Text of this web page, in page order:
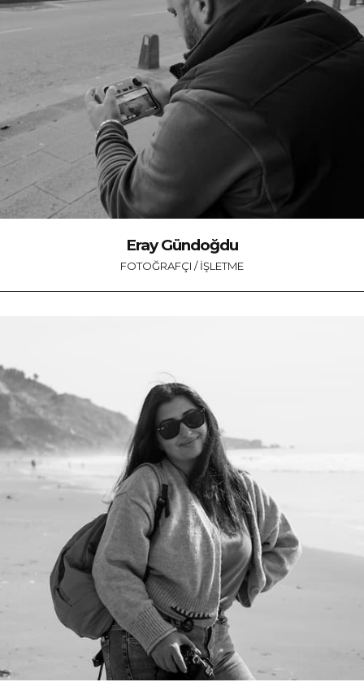
Eray Gündoğdu
FOTOĞRAFÇI / İŞLETME